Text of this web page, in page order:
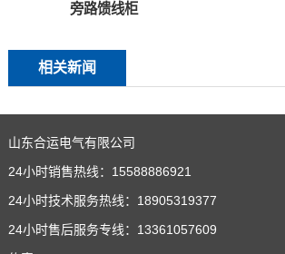
旁路馈线柜
相关新闻
山东合运电气有限公司
24小时销售热线：15588886921
24小时技术服务热线：18905319377
24小时售后服务专线：13361057609